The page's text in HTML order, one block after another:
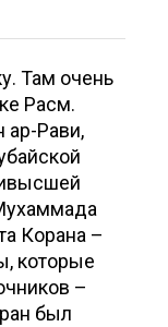
Там очень
Расм.
ар-Рави,
которые
–
был